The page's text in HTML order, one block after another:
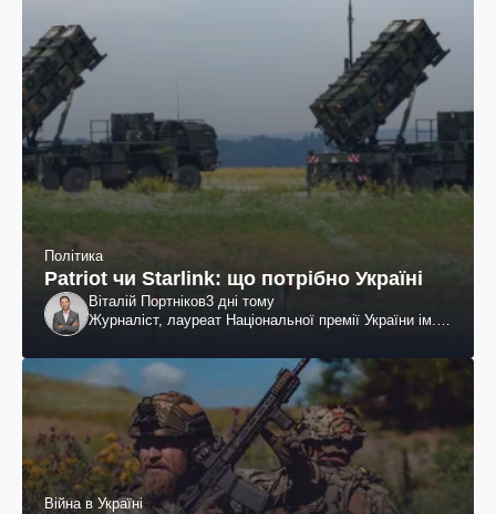
Політика
Patriot чи Starlink: що потрібно Україні
Віталій Портніков3 дні тому
Журналіст, лауреат Національної премії України ім.
Війна в Україні